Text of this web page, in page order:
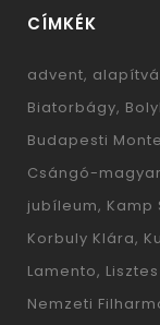
CÍMKÉK
advent
Biatorbágy
Budapesti
Csángó-
jubíleum Kamp
Korbuly Klára
Lamento
Nemzeti